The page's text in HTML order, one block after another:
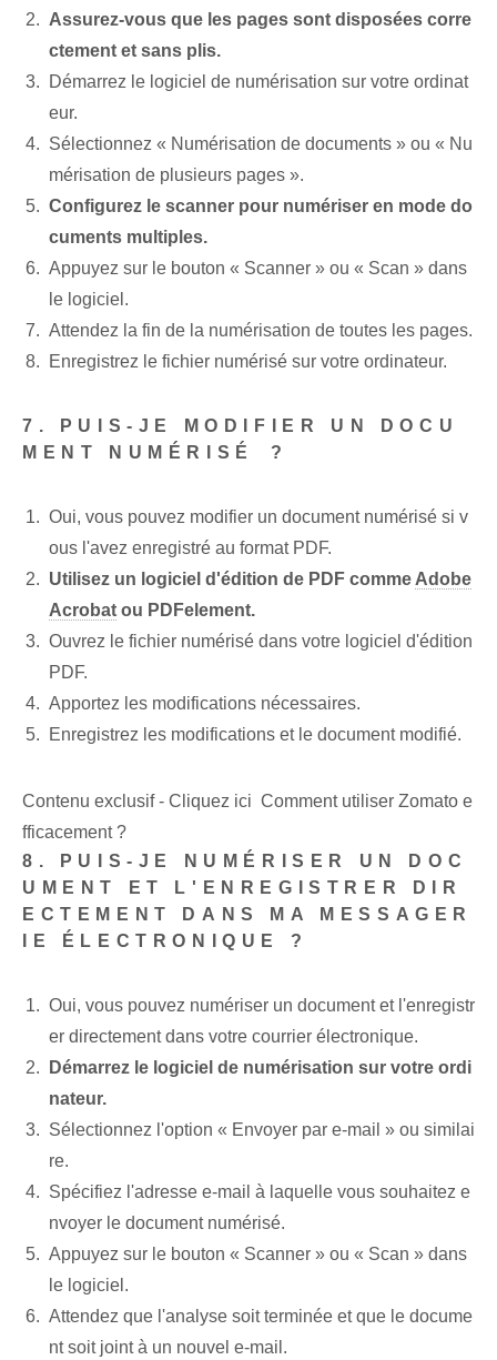
Assurez-vous que les pages sont disposées corre
ctement et sans plis.
Démarrez le logiciel de numérisation ‌sur​ votre ordinat
eur.
Sélectionnez « Numérisation de documents »⁤ ou « Nu
mérisation de plusieurs pages ».
Configurez le scanner pour numériser en mode do
cuments multiples.
Appuyez sur le bouton⁤ « Scanner » ou « Scan » dans
le⁤ logiciel.
Attendez la fin de la numérisation de toutes les pages.
Enregistrez le fichier numérisé sur votre ordinateur.
7. PUIS-JE MODIFIER UN DOCU
MENT NUMÉRISÉ⁤ ?
Oui, vous pouvez modifier un document numérisé si v
ous l'avez enregistré au format PDF.
Utilisez un logiciel d'édition de PDF comme Adobe
Acrobat ou PDFelement.
Ouvrez le fichier numérisé dans votre logiciel d'édition
PDF.
Apportez les modifications nécessaires.
Enregistrez les modifications et le document modifié.
Contenu exclusif - Cliquez ici Comment utiliser Zomato e
fficacement ?
8. PUIS-JE NUMÉRISER UN DOC
UMENT ET L'ENREGISTRER DIR
ECTEMENT DANS MA MESSAGER
IE ÉLECTRONIQUE ?
Oui, vous pouvez numériser un document et l'enregistr
er directement dans votre courrier électronique.
Démarrez⁤ le logiciel de numérisation sur⁢ votre ordi
nateur.
Sélectionnez l'option « Envoyer par e-mail » ou similai
re.
Spécifiez l'adresse e-mail à laquelle vous souhaitez e
nvoyer le document numérisé.
Appuyez sur le bouton « Scanner » ou « Scan » ‌dans
le⁣ logiciel.
Attendez que l'analyse soit terminée et que le docume
nt soit joint à un nouvel e-mail.